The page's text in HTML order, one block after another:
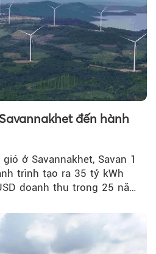
đến hành
ở Savannakhet, Savan 1
trình tạo ra 35 tỷ kWh
doanh thu trong 25 năm